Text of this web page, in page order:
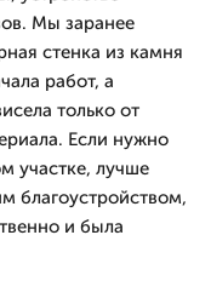
Мы заранее
стенка из камня
работ, а
только от
Если нужно
участке, лучше
благоустройством,
и была